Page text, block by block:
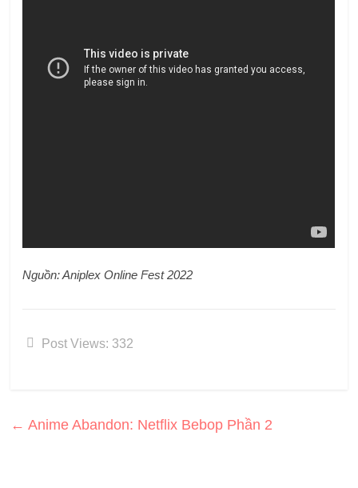
Nguồn: Aniplex Online Fest 2022
Post Views: 332
← Anime Abandon: Netflix Bebop Phần 2